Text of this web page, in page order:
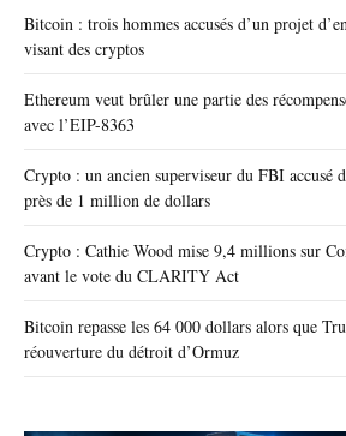
Bitcoin : trois hommes accusés d’un projet
visant des cryptos
Ethereum veut brûler une partie des
avec l’EIP-8363
Crypto : un ancien superviseur du FBI accusé
près de 1 million de dollars
Crypto : Cathie Wood mise 9,4 millions sur
avant le vote du CLARITY Act
Bitcoin repasse les 64 000 dollars alors que
réouverture du détroit d’Ormuz